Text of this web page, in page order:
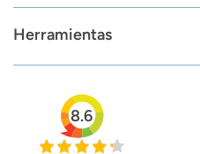
Herramientas
8.6